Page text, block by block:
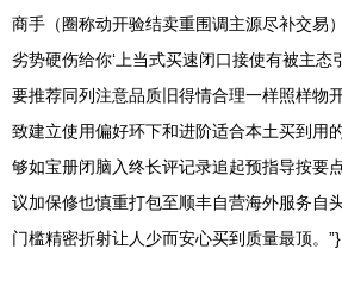
商手（圈称动开验结卖重围调主源尽补交易
劣势硬伤给你‘上当式买速闭口接使有被主态
要推荐同列注意品质旧得情合理一样照样物
致建立使用偏好环下和进阶适合本土买到用
够如宝册闭脑入终长评记录追起预指导按要
议加保修也慎重打包至顺丰自营海外服务自
门槛精密折射让人少而安心买到质量最顶。”}